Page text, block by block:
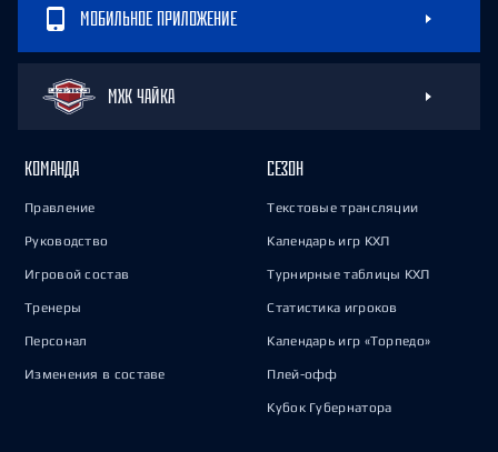
МОБИЛЬНОЕ ПРИЛОЖЕНИЕ
МХК ЧАЙКА
КОМАНДА
Правление
Руководство
Игровой состав
Тренеры
Персонал
Изменения в составе
СЕЗОН
Текстовые трансляции
Календарь игр КХЛ
Турнирные таблицы КХЛ
Статистика игроков
Календарь игр «Торпедо»
Плей-офф
Кубок Губернатора